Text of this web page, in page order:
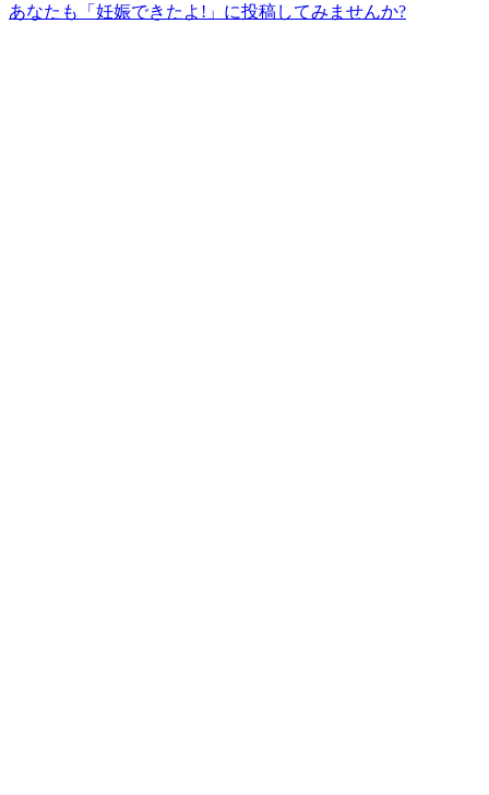
あなたも「妊娠できたよ!」に投稿してみませんか?